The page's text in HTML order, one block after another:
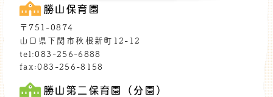
勝山保育園
〒751-0874
山口県下関市秋根新町12-12
tel:083-256-6888
fax:083-256-8158
勝山第二保育園（分園）